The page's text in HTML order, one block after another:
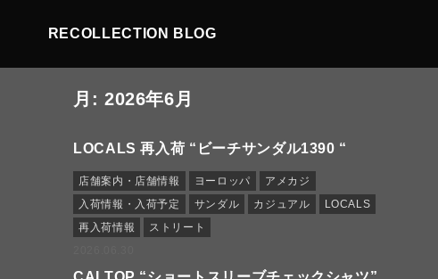
RECOLLECTION BLOG
月: 2026年6月
LOCALS 再入荷 “ビーチサンダル1390 “
店舗案内・店舗情報 ヨーロッパ
アメカジ
入荷情報・入荷予定
サンダル カジュアル
LOCALS
再入荷情報
ストリート